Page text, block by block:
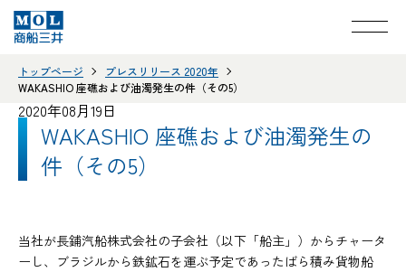
トップページ
プレスリリース 2020年
WAKASHIO 座礁および油濁発生の件（その5）
2020年08月19日
WAKASHIO 座礁および油濁発生の
件（その5）
当社が長鋪汽船株式会社の子会社（以下「船主」）からチャータ
ーし、ブラジルから鉄鉱石を運ぶ予定であったばら積み貨物船